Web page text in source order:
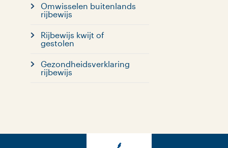
Omwisselen buitenlands
rijbewijs
Rijbewijs kwijt of
gestolen
Gezondheidsverklaring
rijbewijs